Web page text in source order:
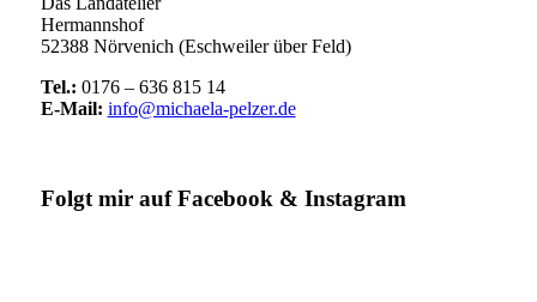
Hermannshof
52388 Nörvenich (Eschweiler über Feld)
Tel.: 0176 – 636 815 14
E-Mail: info@michaela-pelzer.de
Folgt mir auf Facebook & Instagram